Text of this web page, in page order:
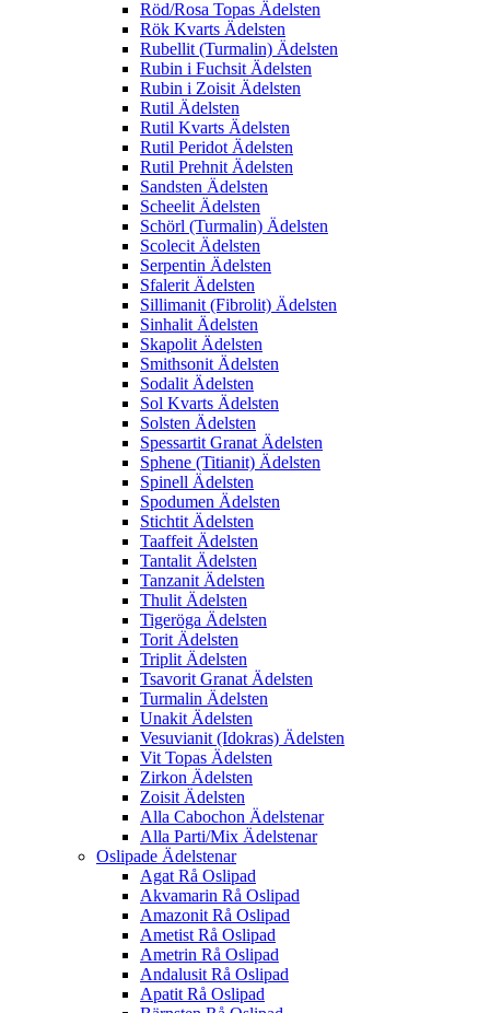
Röd/Rosa Topas Ädelsten
Rök Kvarts Ädelsten
Rubellit (Turmalin) Ädelsten
Rubin i Fuchsit Ädelsten
Rubin i Zoisit Ädelsten
Rutil Ädelsten
Rutil Kvarts Ädelsten
Rutil Peridot Ädelsten
Rutil Prehnit Ädelsten
Sandsten Ädelsten
Scheelit Ädelsten
Schörl (Turmalin) Ädelsten
Scolecit Ädelsten
Serpentin Ädelsten
Sfalerit Ädelsten
Sillimanit (Fibrolit) Ädelsten
Sinhalit Ädelsten
Skapolit Ädelsten
Smithsonit Ädelsten
Sodalit Ädelsten
Sol Kvarts Ädelsten
Solsten Ädelsten
Spessartit Granat Ädelsten
Sphene (Titianit) Ädelsten
Spinell Ädelsten
Spodumen Ädelsten
Stichtit Ädelsten
Taaffeit Ädelsten
Tantalit Ädelsten
Tanzanit Ädelsten
Thulit Ädelsten
Tigeröga Ädelsten
Torit Ädelsten
Triplit Ädelsten
Tsavorit Granat Ädelsten
Turmalin Ädelsten
Unakit Ädelsten
Vesuvianit (Idokras) Ädelsten
Vit Topas Ädelsten
Zirkon Ädelsten
Zoisit Ädelsten
Alla Cabochon Ädelstenar
Alla Parti/Mix Ädelstenar
Oslipade Ädelstenar
Agat Rå Oslipad
Akvamarin Rå Oslipad
Amazonit Rå Oslipad
Ametist Rå Oslipad
Ametrin Rå Oslipad
Andalusit Rå Oslipad
Apatit Rå Oslipad